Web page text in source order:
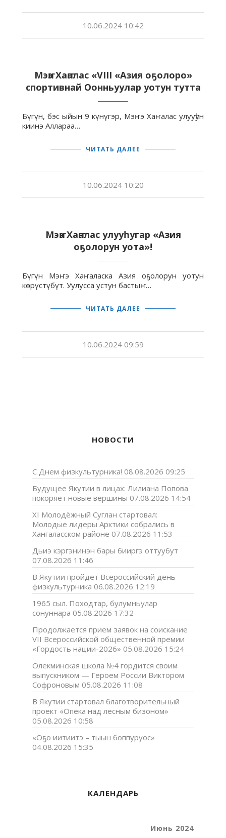
10.06.2024 10:42
Мэҥэ Хаҥалас «VIII «Азия оҕолоро»
спортивнай Оонньуулар уотун тутта
Бүгүн, бэс ыйын 9 күнүгэр, Мэҥэ Хаҥалас улууһун
киинэ Аллараа…
ЧИТАТЬ ДАЛЕЕ
10.06.2024 10:20
Мэҥэ Хаҥалас улууһугар «Азия
оҕолорун уота»!
Бүгүн Мэҥэ Хаҥаласка Азия оҕолорун уотун
көрүстүбүт. Уулусса устун бастыҥ…
ЧИТАТЬ ДАЛЕЕ
10.06.2024 09:59
НОВОСТИ
С Днем физкультурника! 08.08.2026 09:25
Будущее Якутии в лицах: Лилиана Попова
покоряет новые вершины 07.08.2026 14:54
XI Молодёжный Суглан стартовал:
Молодые лидеры Арктики собрались в
Хангаласском районе 07.08.2026 11:53
Дьиэ кэргэнинэн бары бииргэ оттуубут
07.08.2026 11:46
В Якутии пройдет Всероссийский день
физкультурника 06.08.2026 12:19
1965 сыл. Походтар, булумньулар
сонуннара 05.08.2026 17:32
Продолжается прием заявок на соискание
VII Всероссийской общественной премии
«Гордость нации-2026» 05.08.2026 15:24
Олекминская школа №4 гордится своим
выпускником — Героем России Виктором
Софроновым 05.08.2026 11:08
В Якутии стартовал благотворительный
проект «Опека над лесным бизоном»
05.08.2026 10:58
«Оҕо иитиитэ – тыын боппуруос»
04.08.2026 15:35
КАЛЕНДАРЬ
Июнь 2024